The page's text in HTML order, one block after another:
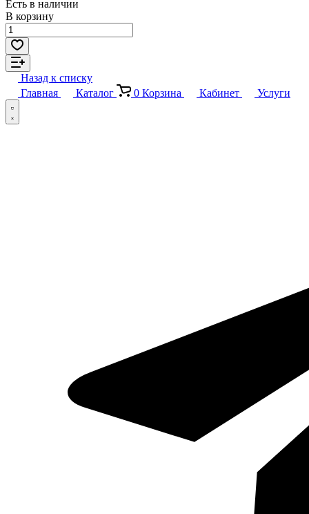
Есть в наличии
В корзину
Назад к списку
Главная
Каталог 0 Корзина Кабинет Услуги